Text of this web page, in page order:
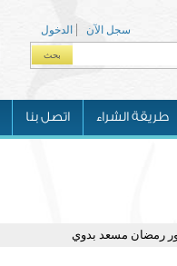
الدخول
سجل الآن
طريقة الشراء اتصل بنا
رمضان مسعد بدوي